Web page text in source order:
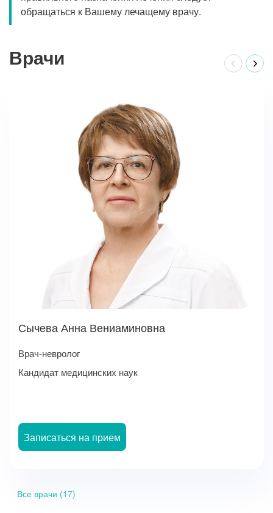
обращаться к Вашему лечащему врачу.
Врачи
Сычева Анна Вениаминовна
Врач-невролог
Кандидат медицинских наук
Записаться на прием
Все врачи (17)